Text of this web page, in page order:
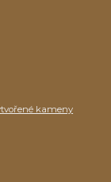
kameny